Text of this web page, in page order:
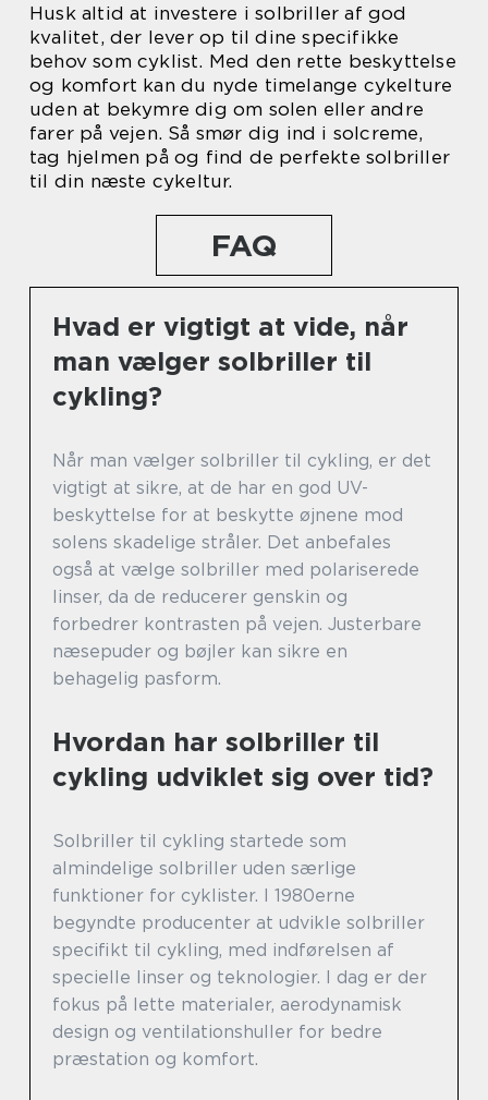
Husk altid at investere i solbriller af god
kvalitet, der lever op til dine specifikke
behov som cyklist. Med den rette beskyttelse
og komfort kan du nyde timelange cykelture
uden at bekymre dig om solen eller andre
farer på vejen. Så smør dig ind i solcreme,
tag hjelmen på og find de perfekte solbriller
til din næste cykeltur.
FAQ
Hvad er vigtigt at vide, når
man vælger solbriller til
cykling?
Når man vælger solbriller til cykling, er det
vigtigt at sikre, at de har en god UV-
beskyttelse for at beskytte øjnene mod
solens skadelige stråler. Det anbefales
også at vælge solbriller med polariserede
linser, da de reducerer genskin og
forbedrer kontrasten på vejen. Justerbare
næsepuder og bøjler kan sikre en
behagelig pasform.
Hvordan har solbriller til
cykling udviklet sig over tid?
Solbriller til cykling startede som
almindelige solbriller uden særlige
funktioner for cyklister. I 1980erne
begyndte producenter at udvikle solbriller
specifikt til cykling, med indførelsen af
specielle linser og teknologier. I dag er der
fokus på lette materialer, aerodynamisk
design og ventilationshuller for bedre
præstation og komfort.